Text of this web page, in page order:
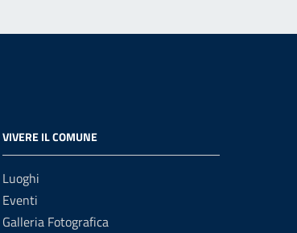
VIVERE IL COMUNE
Luoghi
Eventi
Galleria Fotografica